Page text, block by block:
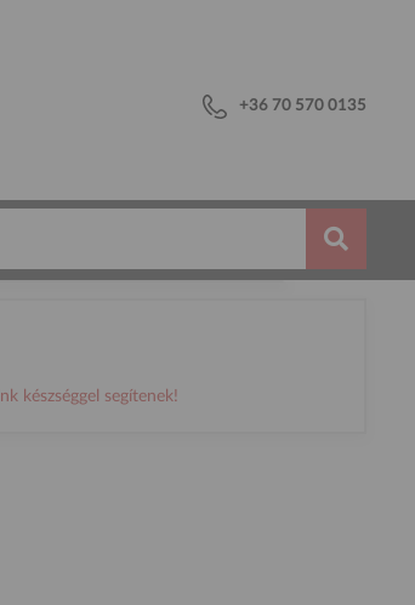
+36 70 570 0135
készséggel segítenek!